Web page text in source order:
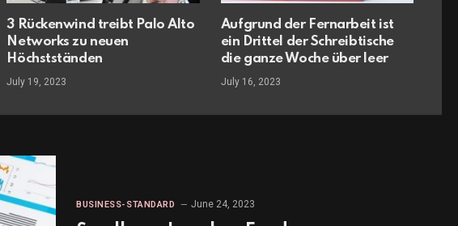
3 Rückenwind treibt Palo Alto
Networks zu neuen
Höchstständen
July 19, 2023
Aufgrund der Fernarbeit ist
ein Drittel der Schreibtische
die ganze Woche über leer
July 16, 2023
BUSINESS-STANDARD June 24, 2023